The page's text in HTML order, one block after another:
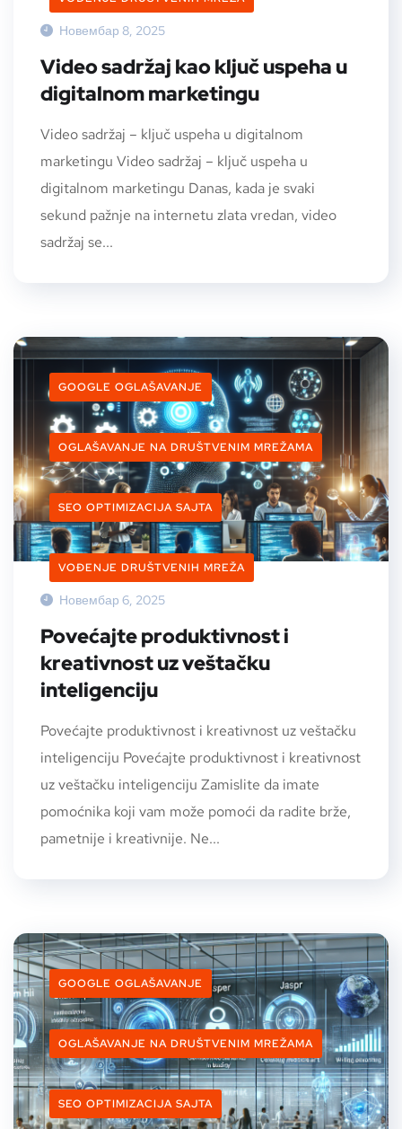
Новембар 8, 2025
Video sadržaj kao ključ uspeha u
digitalnom marketingu
Video sadržaj – ključ uspeha u digitalnom
marketingu Video sadržaj – ključ uspeha u
digitalnom marketingu Danas, kada je svaki
sekund pažnje na internetu zlata vredan, video
sadržaj se...
GOOGLE OGLAŠAVANJE
OGLAŠAVANJE NA DRUŠTVENIM MREŽAMA
SEO OPTIMIZACIJA SAJTA
VOĐENJE DRUŠTVENIH MREŽA
Новембар 6, 2025
Povećajte produktivnost i
kreativnost uz veštačku
inteligenciju
Povećajte produktivnost i kreativnost uz veštačku
inteligenciju Povećajte produktivnost i kreativnost
uz veštačku inteligenciju Zamislite da imate
pomoćnika koji vam može pomoći da radite brže,
pametnije i kreativnije. Ne...
GOOGLE OGLAŠAVANJE
OGLAŠAVANJE NA DRUŠTVENIM MREŽAMA
SEO OPTIMIZACIJA SAJTA